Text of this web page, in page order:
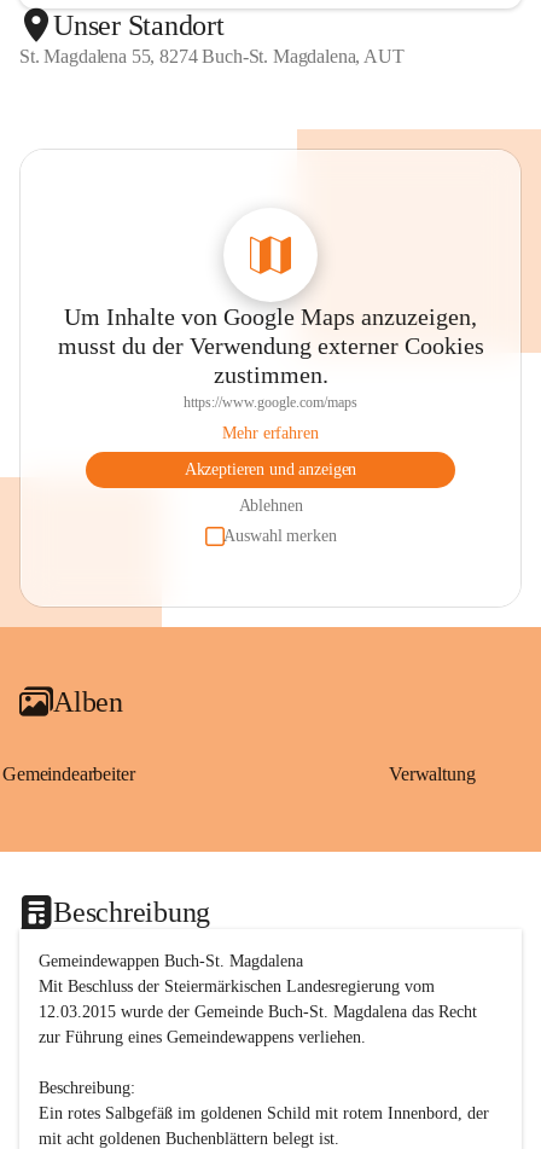
Unser Standort
St. Magdalena 55, 8274 Buch-St. Magdalena, AUT
Um Inhalte von Google Maps anzuzeigen,
musst du der Verwendung externer Cookies
zustimmen.
https://www.google.com/maps
Mehr erfahren
Akzeptieren und anzeigen
Ablehnen
Auswahl merken
Alben
Gemeindearbeiter Verwaltung
Beschreibung
Gemeindewappen Buch-St. Magdalena
Mit Beschluss der Steiermärkischen Landesregierung vom
12.03.2015 wurde der Gemeinde Buch-St. Magdalena das Recht
zur Führung eines Gemeindewappens verliehen.
Beschreibung:
Ein rotes Salbgefäß im goldenen Schild mit rotem Innenbord, der
mit acht goldenen Buchenblättern belegt ist.